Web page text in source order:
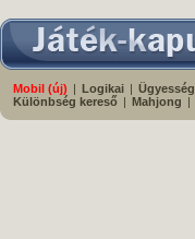
Mobil (új) | Logikai |
Különbség kereső | Mahjong |